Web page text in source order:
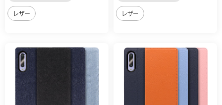
レザー レザー